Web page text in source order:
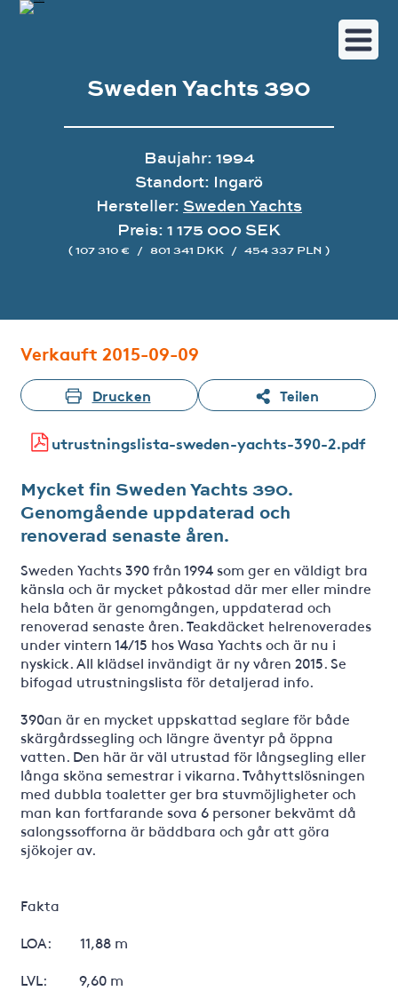
Sweden Yachts 390
Baujahr: 1994
Standort: Ingarö
Hersteller: Sweden Yachts
Preis: 1 175 000 SEK
( 107 310 € / 801 341 DKK / 454 337 PLN )
Verkauft 2015-09-09
Drucken Teilen
utrustningslista-sweden-yachts-390-2.pdf
Mycket fin Sweden Yachts 390.
Genomgående uppdaterad och
renoverad senaste åren.
Sweden Yachts 390 från 1994 som ger en väldigt bra
känsla och är mycket påkostad där mer eller mindre
hela båten är genomgången, uppdaterad och
renoverad senaste åren. Teakdäcket helrenoverades
under vintern 14/15 hos Wasa Yachts och är nu i
nyskick. All klädsel invändigt är ny våren 2015. Se
bifogad utrustningslista för detaljerad info.
390an är en mycket uppskattad seglare för både
skärgårdssegling och längre äventyr på öppna
vatten. Den här är väl utrustad för långsegling eller
långa sköna semestrar i vikarna. Tvåhyttslösningen
med dubbla toaletter ger bra stuvmöjligheter och
man kan fortfarande sova 6 personer bekvämt då
salongssofforna är bäddbara och går att göra
sjökojer av.
Fakta
LOA: 11,88 m
LVL: 9,60 m